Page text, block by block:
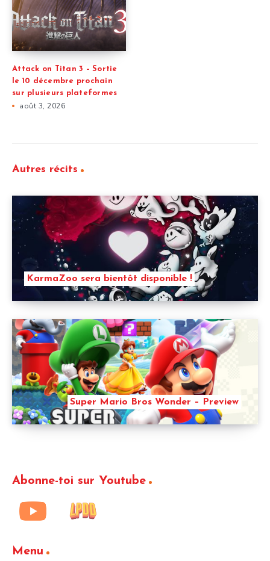
Attack on Titan 3 – Sortie
le 10 décembre prochain
sur plusieurs plateformes
août 3, 2026
Autres récits
KarmaZoo sera bientôt disponible !
Super Mario Bros Wonder – Preview
Abonne-toi sur Youtube
Menu